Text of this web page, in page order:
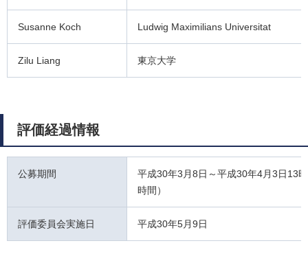
Susanne Koch Ludwig Maximilians Universitat
Zilu Liang 東京大学
評価経過情報
公募期間
平成30年3月8日～平成30年4月3日13
時間）
評価委員会実施日 平成30年5月9日